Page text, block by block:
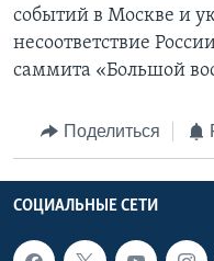
событий в Москве и
несоответствие
саммита «Большой
Поделиться
СОЦИАЛЬНЫЕ СЕТИ